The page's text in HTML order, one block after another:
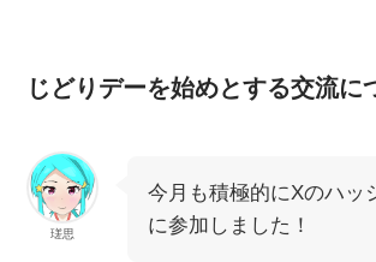
じどりデーを始めとする交流に
瑳思
今月も積極的にXのハッ
に参加しました！